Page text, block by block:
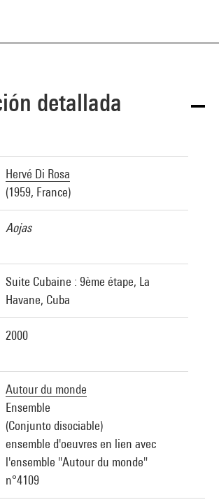
detallada
Hervé Di Rosa
(1959, France)
Aojas
Suite Cubaine : 9ème étape, La
Havane, Cuba
2000
Autour du monde
Ensemble
(Conjunto disociable)
ensemble d'oeuvres en lien avec
l'ensemble "Autour du monde"
n°4109